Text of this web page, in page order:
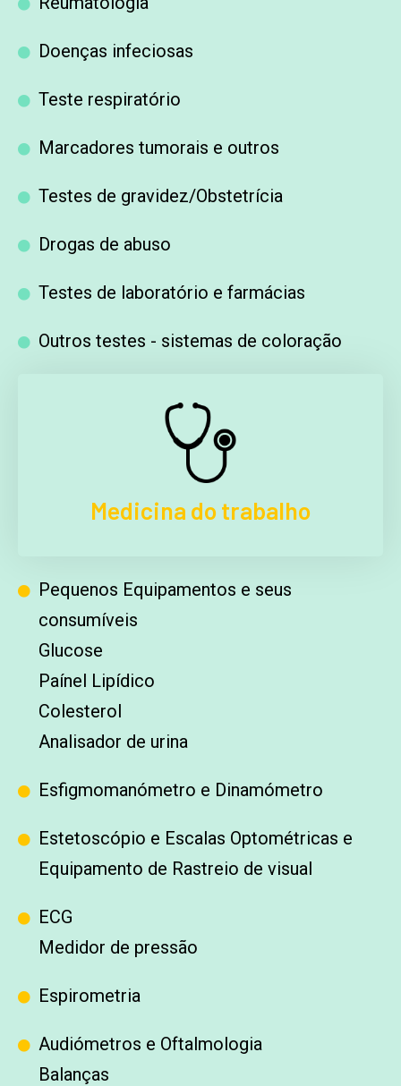
Doenças infeciosas
Teste respiratório
Marcadores tumorais e outros
Testes de gravidez/Obstetrícia
Drogas de abuso
Testes de laboratório e farmácias
Outros testes - sistemas de coloração
Medicina do trabalho
Pequenos Equipamentos e seus
consumíveis
Glucose
Paínel Lipídico
Colesterol
Analisador de urina
Esfigmomanómetro e Dinamómetro
Estetoscópio e Escalas Optométricas e
Equipamento de Rastreio de visual
ECG
Medidor de pressão
Espirometria
Audiómetros e Oftalmologia
Balanças